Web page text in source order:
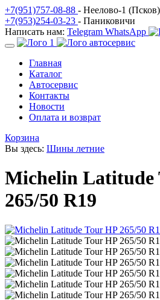
+7(951)757-08-88 - Неелово-1 (Псков)
+7(953)254-03-23 - Паниковичи
Написать нам: Telegram WhatsApp
Главная
Каталог
Автосервис
Контакты
Новости
Оплата и возврат
Корзина
Вы здесь: Шины летние
Michelin Latitude
265/50 R19